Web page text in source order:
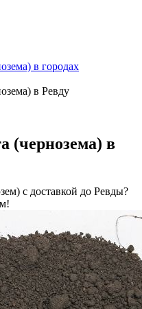
в городах
в Ревду
(чернозема) в
с доставкой до Ревды?